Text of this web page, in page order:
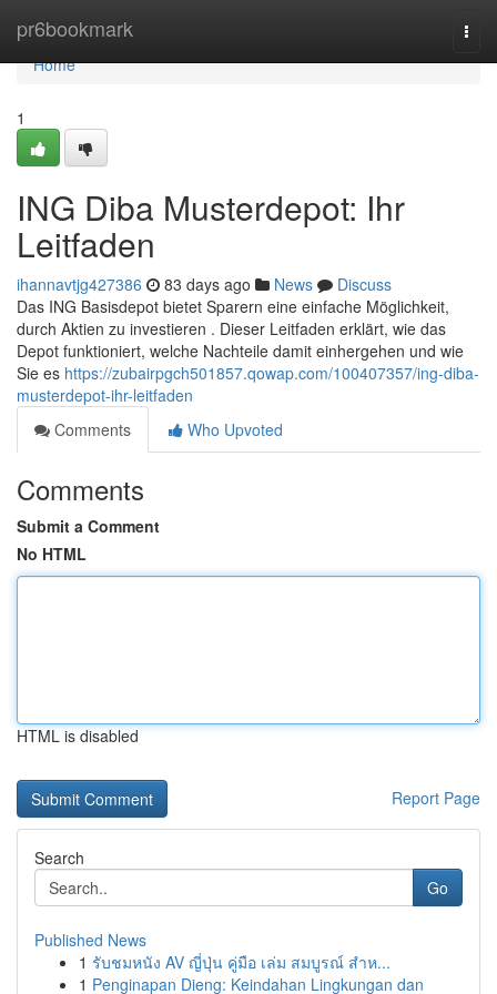
pr6bookmark
Home
Home
1
ING Diba Musterdepot: Ihr
Leitfaden
ihannavtjg427386 83 days ago News
Discuss
Das ING Basisdepot bietet Sparern eine einfache Möglichkeit,
durch Aktien zu investieren . Dieser Leitfaden erklärt, wie das
Depot funktioniert, welche Nachteile damit einhergehen und wie
Sie es https://zubairpgch501857.qowap.com/100407357/ing-diba-
musterdepot-ihr-leitfaden
Comments
Who Upvoted
Comments
Submit a Comment
No HTML
HTML is disabled
Report Page
Search
Go
Published News
1 รับชมหนัง AV ญี่ปุ่น คู่มือ เล่ม สมบูรณ์ สำห...
1 Penginapan Dieng: Keindahan Lingkungan dan